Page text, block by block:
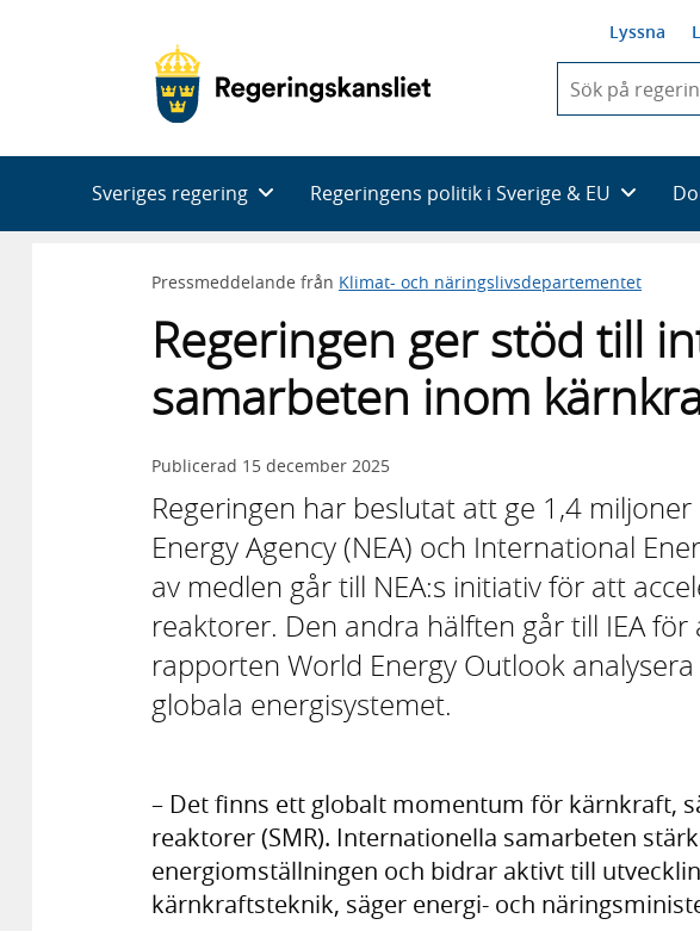
Lyssna
du
skriva
framträder
en
med
Sveriges regering Regeringens politik i Sverige & EU
Pressmeddelande från Klimat- och näringslivsdepartementet
Regeringen ger stöd till
samarbeten inom
Publicerad 15 december 2025
Regeringen har beslutat att ge 1,4
Energy Agency (NEA) och International
av medlen går till NEA:s initiativ för att
reaktorer. Den andra hälften går till IEA
rapporten World Energy Outlook
globala energisystemet.
– Det finns ett globalt momentum för kärnkraft,
reaktorer (SMR). Internationella samarbeten
energiomställningen och bidrar aktivt till
kärnkraftsteknik, säger energi- och